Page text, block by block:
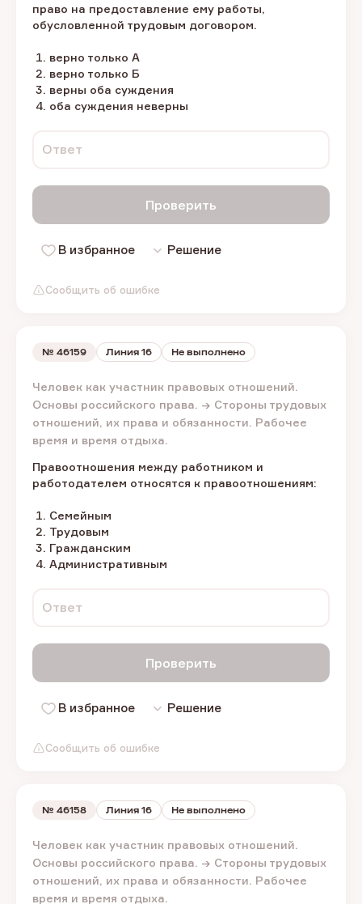
Сообщить об ошибке
право на предоставление ему работы,
обусловленной трудовым договором.
верно только А
верно только Б
верны оба суждения
оба суждения неверны
Ответ
Проверить
В избранное Решение
№ 46159 Линия 16 Не выполнено
Сообщить об ошибке
Человек как участник правовых отношений.
Основы российского права. → Стороны трудовых
отношений, их права и обязанности. Рабочее
время и время отдыха.
Правоотношения между работником и
работодателем относятся к правоотношениям:
Семейным
Трудовым
Гражданским
Административным
Ответ
Проверить
В избранное Решение
№ 46158 Линия 16 Не выполнено
Человек как участник правовых отношений.
Основы российского права. → Стороны трудовых
отношений, их права и обязанности. Рабочее
время и время отдыха.